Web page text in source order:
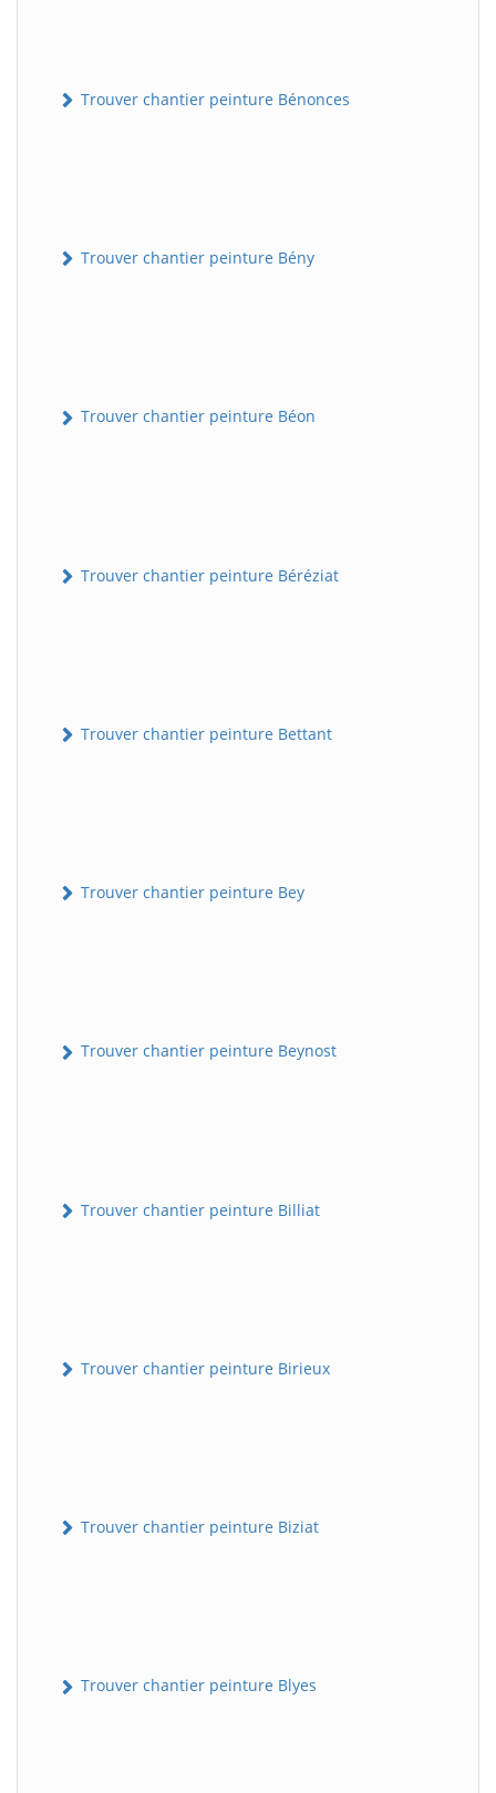
Trouver chantier peinture Bénonces
Trouver chantier peinture Bény
Trouver chantier peinture Béon
Trouver chantier peinture Béréziat
Trouver chantier peinture Bettant
Trouver chantier peinture Bey
Trouver chantier peinture Beynost
Trouver chantier peinture Billiat
Trouver chantier peinture Birieux
Trouver chantier peinture Biziat
Trouver chantier peinture Blyes